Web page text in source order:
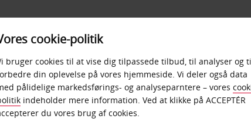
PRODUKTER &
KONTORER
BIL
cookie-politik
bruger cookies til at vise dig tilpassede tilbud, til analyser og
din oplevelse på vores hjemmeside. Vi deler også data
pålidelige markedsførings- og analyseparntere – vores
indeholder mere information. Ved at klikke på ACCEPTÉR
du vores brug af cookies.